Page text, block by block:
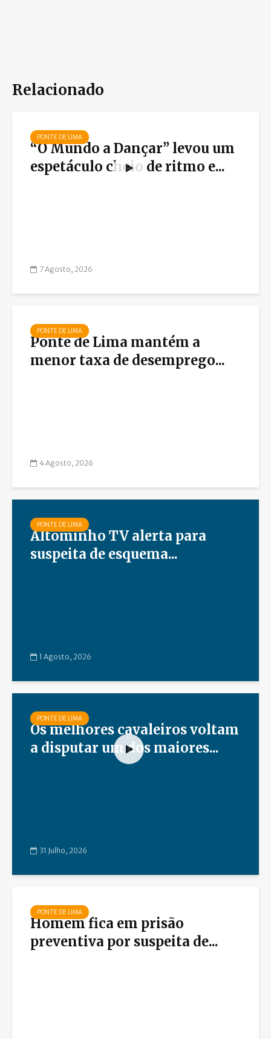
Relacionado
PONTE DE LIMA
“O Mundo a Dançar” levou um
espetáculo cheio de ritmo e...
7 Agosto, 2026
PONTE DE LIMA
Ponte de Lima mantém a
menor taxa de desemprego...
4 Agosto, 2026
PONTE DE LIMA
Altominho TV alerta para
suspeita de esquema...
1 Agosto, 2026
PONTE DE LIMA
Os melhores cavaleiros voltam
a disputar um dos maiores...
31 Julho, 2026
PONTE DE LIMA
Homem fica em prisão
preventiva por suspeita de...